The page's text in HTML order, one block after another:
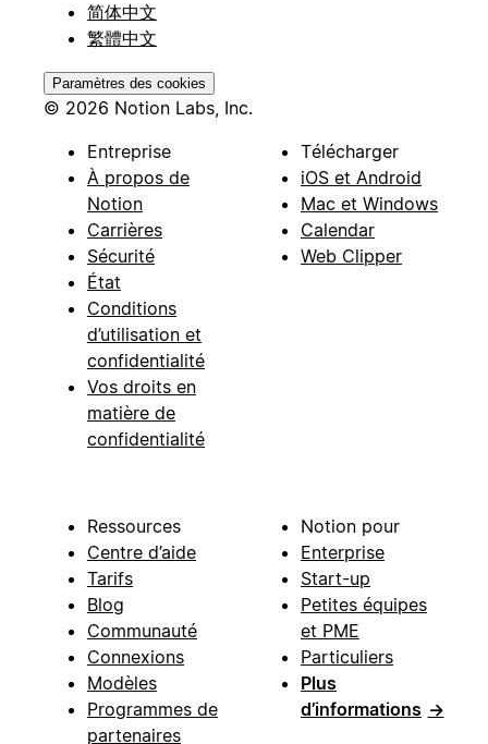
简体中文
繁體中文
Paramètres des cookies
© 2026 Notion Labs, Inc.
Entreprise
À propos de
Notion
Carrières
Sécurité
État
Conditions
d’utilisation et
confidentialité
Vos droits en
matière de
confidentialité
Télécharger
iOS et Android
Mac et Windows
Calendar
Web Clipper
Ressources
Centre d’aide
Tarifs
Blog
Communauté
Connexions
Modèles
Programmes de
partenaires
Notion pour
Enterprise
Start-up
Petites équipes
et PME
Particuliers
Plus
d’informations →